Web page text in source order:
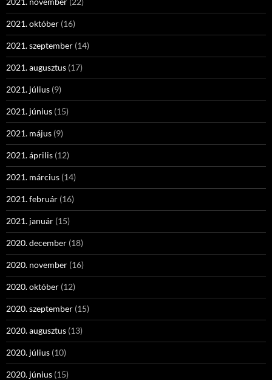
2021. október (16)
2021. szeptember (14)
2021. augusztus (17)
2021. július (9)
2021. június (15)
2021. május (9)
2021. április (12)
2021. március (14)
2021. február (16)
2021. január (15)
2020. december (18)
2020. november (16)
2020. október (12)
2020. szeptember (15)
2020. augusztus (13)
2020. július (10)
2020. június (15)